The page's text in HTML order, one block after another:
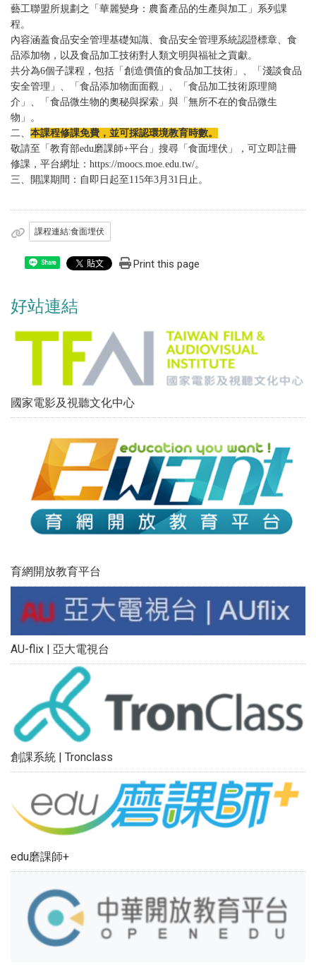
藝工聯盟所規劃之「華麗變身：農畜產品的生產與加工」系列課
程。
內容涵蓋食品安全管理基礎知識、食品安全管理系統認證標章、食
品添加物，以及食品加工技術對人類文明與福祉之貢獻。
共分為6個子課程，包括「創造價值的食品加工技術」、「淺談食品
安全管理」、「食品添加物面面觀」、「食品加工技術原理簡
介」、「食品微生物的奧秘與探索」與「無所不在的食品微生
物」。
二、 本課程修課免費，並可採認環境教育時數。
敬請至「教育部edu磨課師+平台」搜尋「食面埋伏」，可立即註冊
修課，平台網址：https://moocs.moe.edu.tw/。
三、開課期間：自即日起至115年3月31日止。
課程連結:食面埋伏
Share Print this page
好站連結
國家電影及視聽文化中心
育網開放教育平台
AU-flix | 亞大電視台
創課系統 | Tronclass
edu磨課師+